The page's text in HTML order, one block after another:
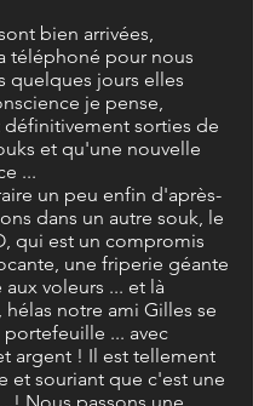
bien arrivées,
téléphoné pour nous
quelques jours elles
je pense,
sorties de
et qu'une nouvelle
...
un peu enfin d'après-
dans un autre souk, le
qui est un compromis
une friperie géante
aux voleurs ... et là
notre ami Gilles se
... avec
argent ! Il est tellement
et souriant que c'est une